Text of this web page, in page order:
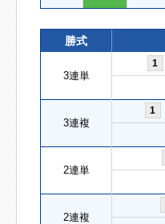
勝式
3連単
1
3連複
1
2連単
2連複